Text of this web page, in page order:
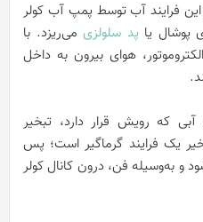
این فرایند آب توسط پمپ آب کولر
پوشال یا پد سلولزی می‌ریزد. با
هوای بیرون به داخل
که رویش قرار دارد، تبخیر
یک فرایند گرماگیر است؛ پس
به‌وسیله فن، درون کانال کولر